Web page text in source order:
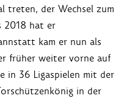
treten, der Wechsel zum
2018 hat er
kam er nun als
früher weiter vorne auf
in 36 Ligaspielen mit der
in der